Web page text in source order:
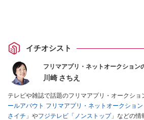
イチオシスト
フリマアプリ・ネットオークション
川崎 さちえ
テレビや雑誌で話題のフリマアプリ・オークショ
ールアバウト フリマアプリ・ネットオークショ
さイチ」 やフジテレビ「ノンストップ」 などの情